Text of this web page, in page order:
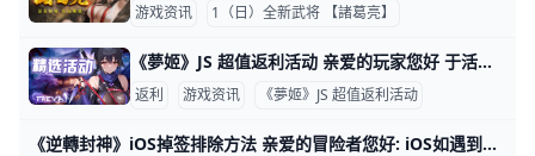
游戏资讯 1（日）全新武将 【諸葛亮】
《夢姬》JS 超值返利活动 亲爱的玩家您好 于活动期间内，平台所有游戏运用所有金流累计充值直购宝物，即返还对应比例代金卷 (活动期间总额，遇小数点无条件舍去，代金卷即为红利
返利 游戏资讯 《夢姬》JS 超值返利活动
《逆轉封神》iOS掉签排除方法 亲爱的冒险者您好: iOS如遇到无法启动APP状况，再请依照下面步骤排除 1.请至平台官网重新下载 2.下载完成请至设置->通用->V